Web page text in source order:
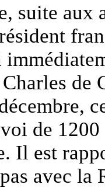
suite aux
de
de
Il est
avec la